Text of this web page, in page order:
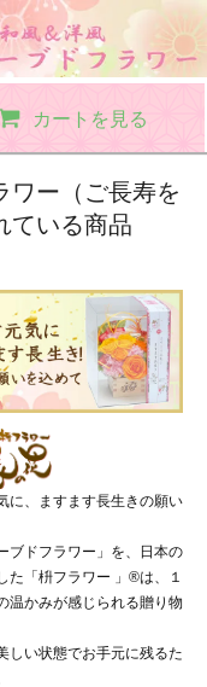
カートを見る
ワー（ご長寿を
ている商品
に、ますます長生きの願い
ブドフラワー」を、日本の
た「枡フラワー 」®は、１
温かみが感じられる贈り物
しい状態でお手元に残るた